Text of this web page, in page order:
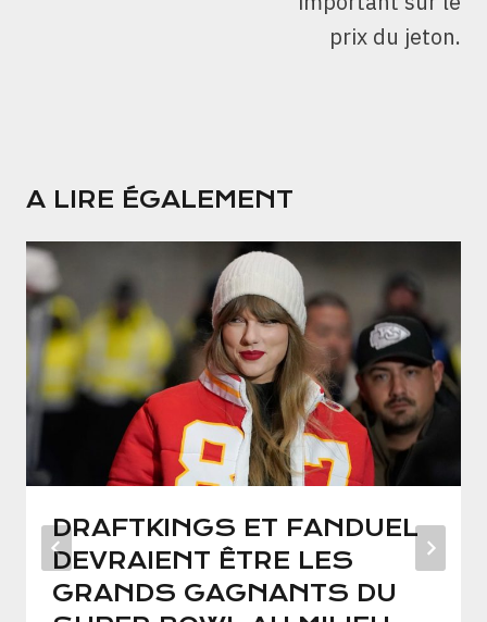
prix du jeton.
A LIRE ÉGALEMENT
DRAFTKINGS ET FANDUEL
DEVRAIENT ÊTRE LES
GRANDS GAGNANTS DU